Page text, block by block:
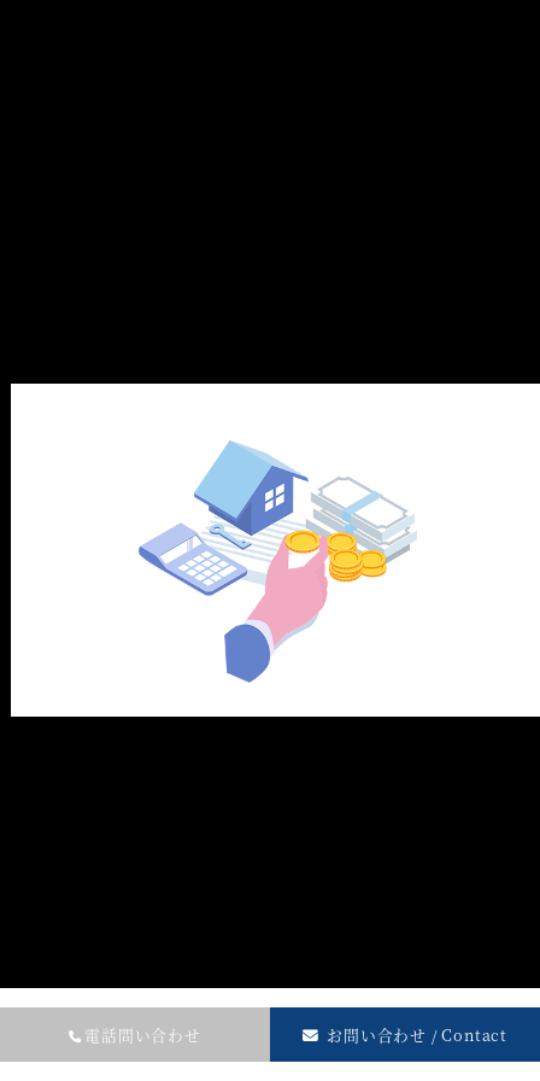
電話問い合わせ お問い合わせ / Contact